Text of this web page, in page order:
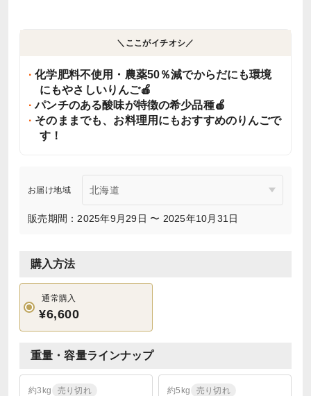
＼ここがイチオシ／
化学肥料不使用・農薬50％減でからだにも環境
にもやさしいりんご🍎
パンチのある酸味が特徴の希少品種🍎
そのままでも、お料理用にもおすすめのりんごで
す！
お届け地域
販売期間：2025年9月29日 〜 2025年10月31日
購入方法
通常購入
¥6,600
重量・容量ラインナップ
約3kg 売り切れ 約5kg 売り切れ